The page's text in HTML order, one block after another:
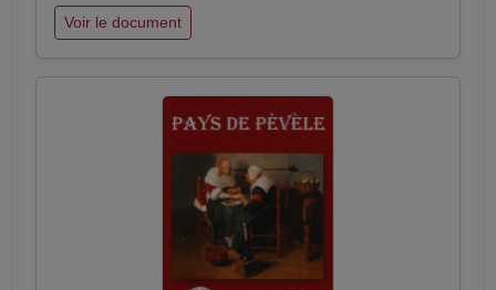
Voir le document